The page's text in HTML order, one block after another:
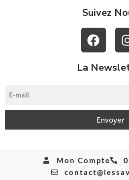
Suivez
La
Envoyer
Mon Compte